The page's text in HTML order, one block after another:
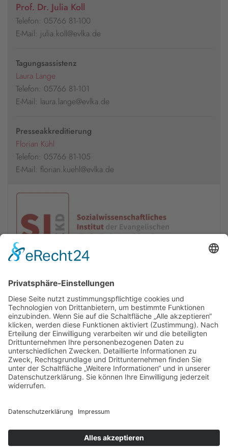
Prof. Dr. Julia Koll
Telefon: 05766 81-100
E-Mail: julia.koll@evlka.de
Tagungsassistenz
Laura Lange
Telefon: 05766 81-101
E-Mail: laura.lange@evlka.de
Presseakkreditierung
Florian Kühl
Telefon: 05766 81-105
E-Mail: florian.kuehl@evlka.de
Jetzt zur Online-Tagung anmelden
Newsletter
Presse
Anfahrt
Partner
Schutzkonzept
Datenschutz
Impressum